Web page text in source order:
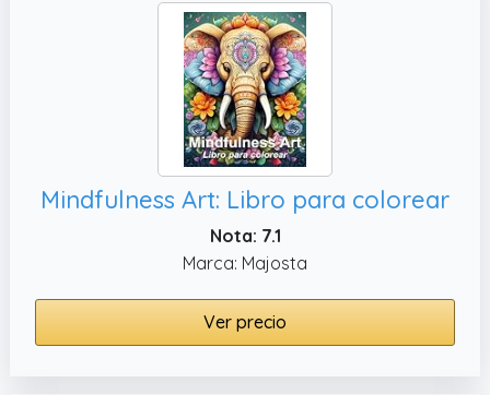
Mindfulness Art: Libro para colorear
Nota: 7.1
Marca: Majosta
Ver precio